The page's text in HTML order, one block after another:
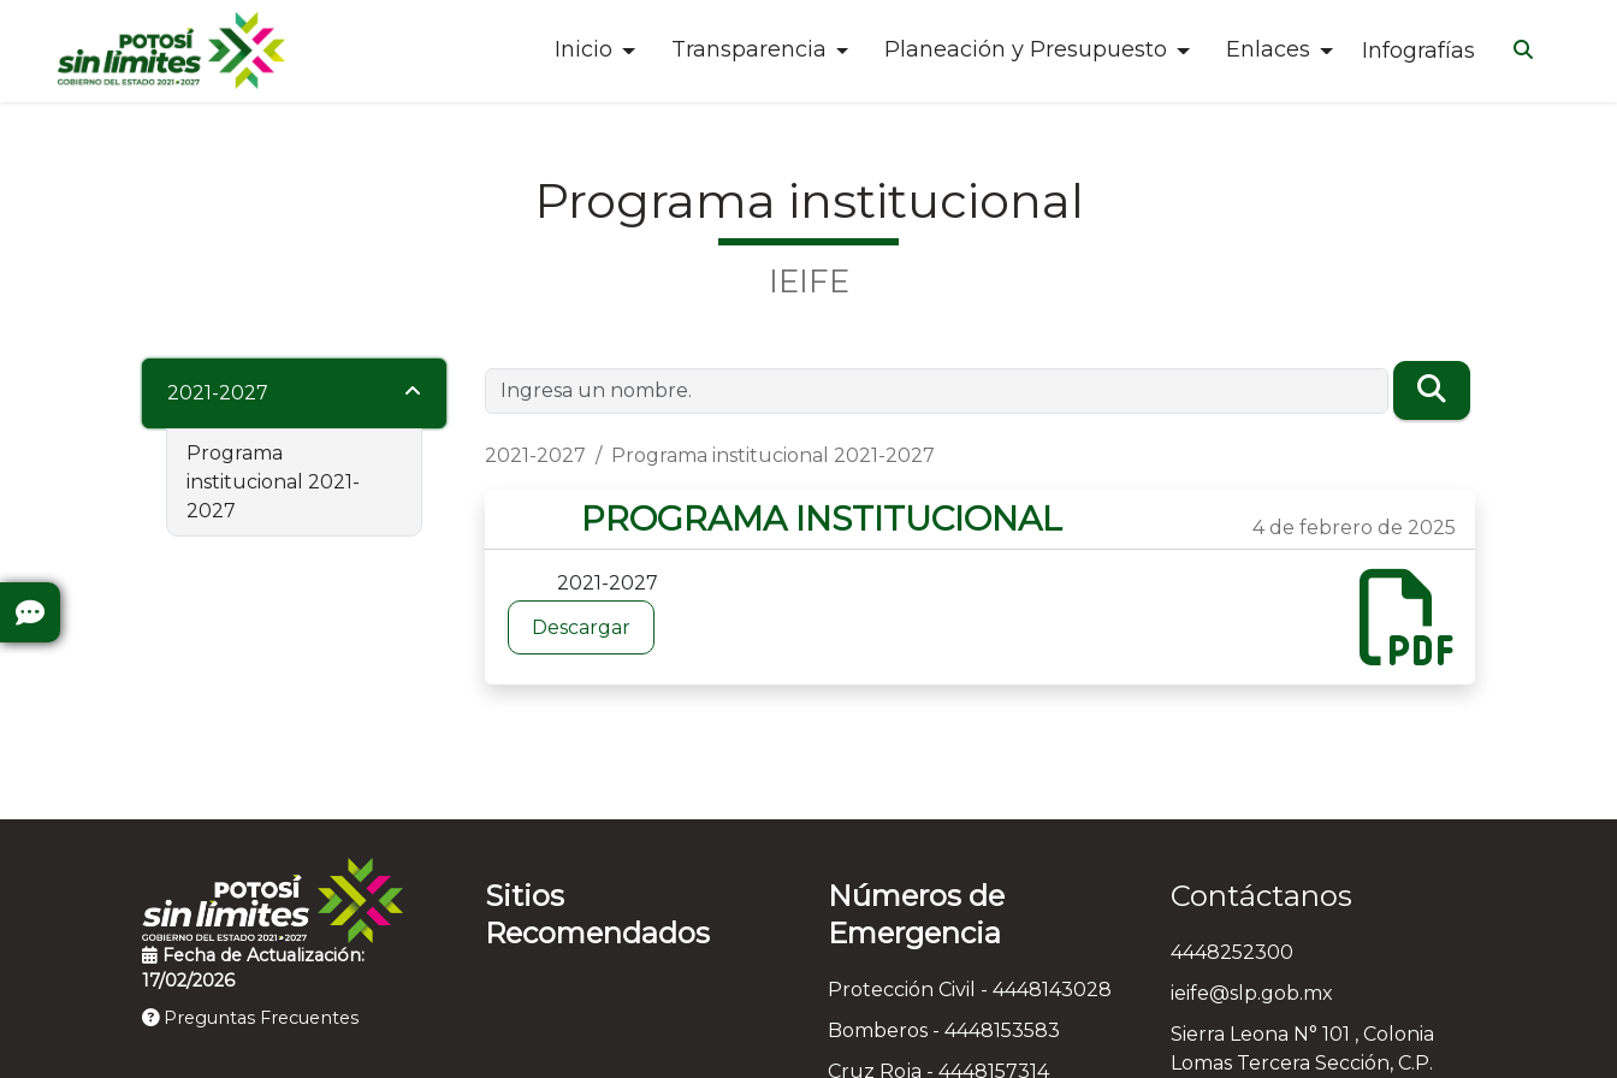
Inicio Transparencia Planeación y Presupuesto Enlaces Infografías
Programa institucional
IEIFE
2021-2027
Programa
institucional 2021-
2027
2021-2027 Programa institucional 2021-2027
PROGRAMA INSTITUCIONAL 4 de febrero de 2025
2021-2027
Descargar
Fecha de Actualización:
17/02/2026
Preguntas Frecuentes
Sitios
Recomendados
Números de
Emergencia
Protección Civil - 4448143028
Bomberos - 4448153583
Cruz Roja - 4448157314
Contáctanos
4448252300
ieife@slp.gob.mx
Sierra Leona N° 101 , Colonia
Lomas Tercera Sección, C.P.